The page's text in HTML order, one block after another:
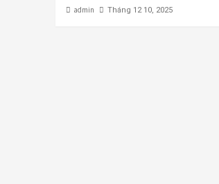
admin Tháng 12 10, 2025